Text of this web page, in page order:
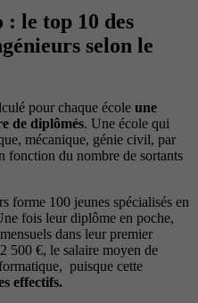
: le top 10 des
selon le
pour chaque école une
de diplômés. Une école qui
mécanique, génie civil, par
fonction du nombre de sortants
forme 100 jeunes spécialisés en
fois leur diplôme en poche,
dans leur premier
500 €, le salaire moyen de
puisque cette
effectifs.